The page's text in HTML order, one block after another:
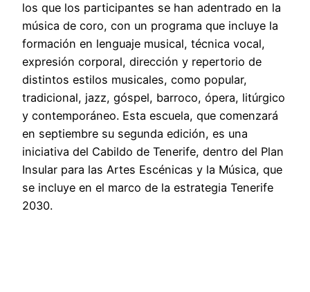
los que los participantes se han adentrado en la
música de coro, con un programa que incluye la
formación en lenguaje musical, técnica vocal,
expresión corporal, dirección y repertorio de
distintos estilos musicales, como popular,
tradicional, jazz, góspel, barroco, ópera, litúrgico
y contemporáneo. Esta escuela, que comenzará
en septiembre su segunda edición, es una
iniciativa del Cabildo de Tenerife, dentro del Plan
Insular para las Artes Escénicas y la Música, que
se incluye en el marco de la estrategia Tenerife
2030.